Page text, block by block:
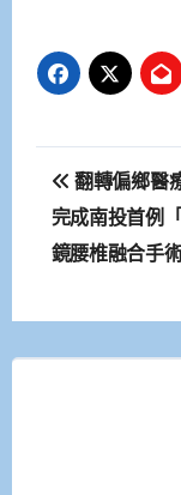
文
章
導
覽
翻轉偏鄉
完成南投首例
鏡腰椎融合手術